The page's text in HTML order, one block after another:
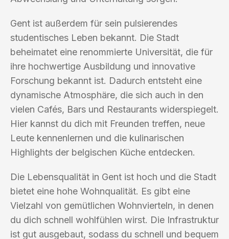
Gent ist außerdem für sein pulsierendes
studentisches Leben bekannt. Die Stadt
beheimatet eine renommierte Universität, die für
ihre hochwertige Ausbildung und innovative
Forschung bekannt ist. Dadurch entsteht eine
dynamische Atmosphäre, die sich auch in den
vielen Cafés, Bars und Restaurants widerspiegelt.
Hier kannst du dich mit Freunden treffen, neue
Leute kennenlernen und die kulinarischen
Highlights der belgischen Küche entdecken.
Die Lebensqualität in Gent ist hoch und die Stadt
bietet eine hohe Wohnqualität. Es gibt eine
Vielzahl von gemütlichen Wohnvierteln, in denen
du dich schnell wohlfühlen wirst. Die Infrastruktur
ist gut ausgebaut, sodass du schnell und bequem